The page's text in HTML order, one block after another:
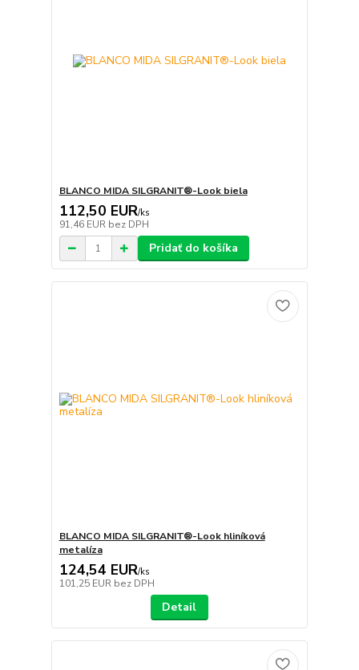
BLANCO MIDA SILGRANIT®-Look biela
112,50 EUR/ks
91,46 EUR bez DPH
Pridať do košíka
BLANCO MIDA SILGRANIT®-Look hliníková
metalíza
124,54 EUR/ks
101,25 EUR bez DPH
Detail